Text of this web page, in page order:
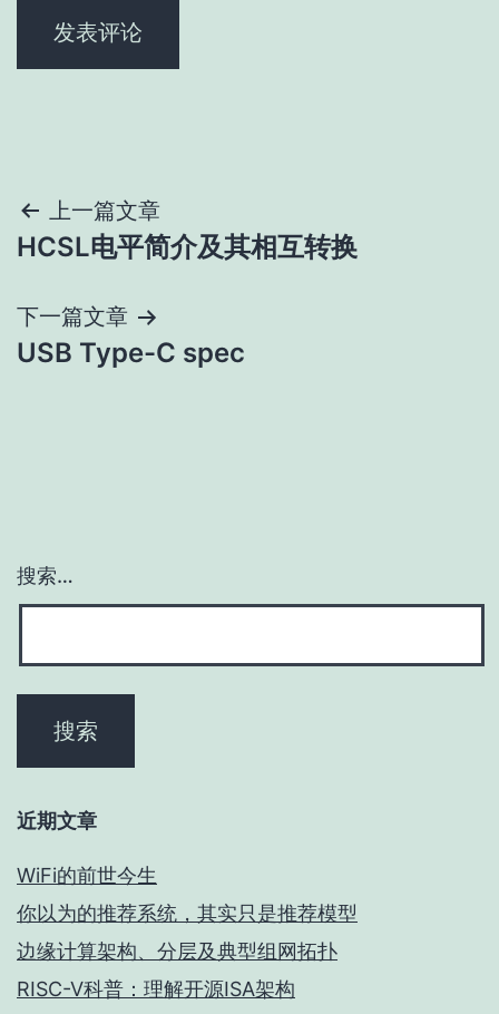
文
章
导
航
上一篇文章
HCSL电平简介及其相互转换
下一篇文章
USB Type-C spec
搜索…
近期文章
WiFi的前世今生
你以为的推荐系统，其实只是推荐模型
边缘计算架构、分层及典型组网拓扑
RISC-V科普：理解开源ISA架构